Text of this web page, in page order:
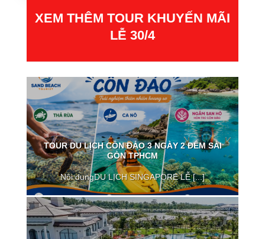
XEM THÊM TOUR KHUYẾN MÃI
LỄ 30/4
TOUR DU LỊCH CÔN ĐẢO 3 NGÀY 2 ĐÊM SÀI
GÒN TPHCM
Nội dungDU LỊCH SINGAPORE LỄ [...]